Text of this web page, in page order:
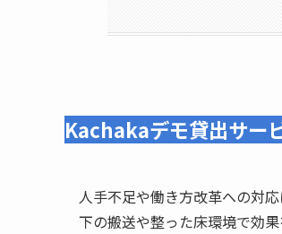
Kachakaデモ貸出サー
人手不足や働き方改革への対
下の搬送や整った床環境で効